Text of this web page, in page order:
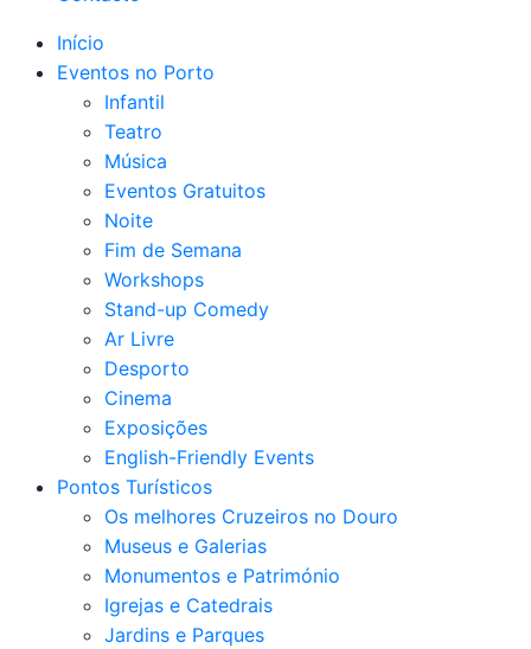
Início
Eventos no Porto
Infantil
Teatro
Música
Eventos Gratuitos
Noite
Fim de Semana
Workshops
Stand-up Comedy
Ar Livre
Desporto
Cinema
Exposições
English-Friendly Events
Pontos Turísticos
Os melhores Cruzeiros no Douro​
Museus e Galerias
Monumentos e Património
Igrejas e Catedrais
Jardins e Parques